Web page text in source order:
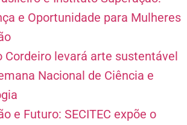
e Oportunidade para Mulheres
Cordeiro levará arte sustentável
Nacional de Ciência e
e Futuro: SECITEC expõe o